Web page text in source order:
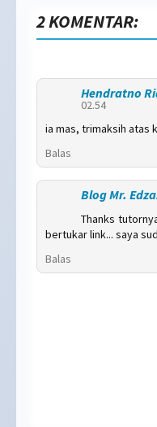
2 KOMENTAR:
Hendratno
02.54
ia mas, trimaksih atas
Balas
Blog Mr.
Thanks
bertukar link... saya
Balas